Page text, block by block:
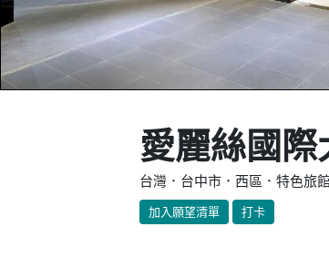
愛麗絲國際
台灣．台中市．西區．特色旅
加入願望清單 打卡